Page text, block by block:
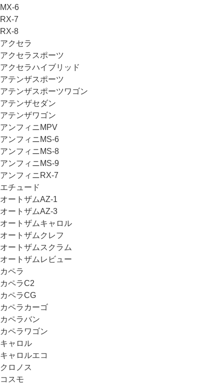
MX-6
RX-7
RX-8
アクセラ
アクセラスポーツ
アクセラハイブリッド
アテンザスポーツ
アテンザスポーツワゴン
アテンザセダン
アテンザワゴン
アンフィニMPV
アンフィニMS-6
アンフィニMS-8
アンフィニMS-9
アンフィニRX-7
エチュード
オートザムAZ-1
オートザムAZ-3
オートザムキャロル
オートザムクレフ
オートザムスクラム
オートザムレビュー
カペラ
カペラC2
カペラCG
カペラカーゴ
カペラバン
カペラワゴン
キャロル
キャロルエコ
クロノス
コスモ